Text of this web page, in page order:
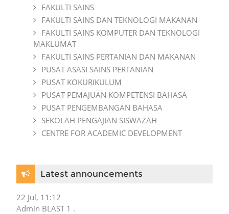
FAKULTI SAINS
FAKULTI SAINS DAN TEKNOLOGI MAKANAN
FAKULTI SAINS KOMPUTER DAN TEKNOLOGI
MAKLUMAT
FAKULTI SAINS PERTANIAN DAN MAKANAN
PUSAT ASASI SAINS PERTANIAN
PUSAT KOKURIKULUM
PUSAT PEMAJUAN KOMPETENSI BAHASA
PUSAT PENGEMBANGAN BAHASA
SEKOLAH PENGAJIAN SISWAZAH
CENTRE FOR ACADEMIC DEVELOPMENT
Latest announcements
22 Jul, 11:12
Admin BLAST 1 .